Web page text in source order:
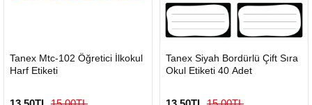
GÖNDERİ
Tanex Mtc-102 Öğretici İlkokul
Harf Etiketi
GÖNDERİ
Tanex Siyah Bordürlü Çift Sıra
Okul Etiketi 40 Adet